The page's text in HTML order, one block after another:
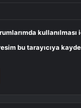
kullanılması
bu tarayıcıya